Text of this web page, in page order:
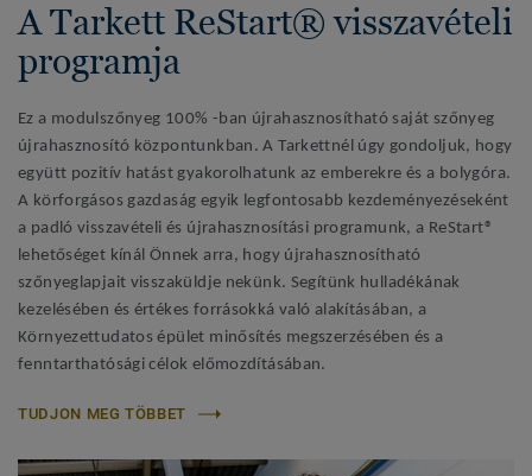
A Tarkett ReStart® visszavételi
programja
Ez a modulszőnyeg 100% -ban újrahasznosítható saját szőnyeg
újrahasznosító központunkban. A Tarkettnél úgy gondoljuk, hogy
együtt pozitív hatást gyakorolhatunk az emberekre és a bolygóra.
A körforgásos gazdaság egyik legfontosabb kezdeményezéseként
a padló visszavételi és újrahasznosítási programunk, a ReStart®
lehetőséget kínál Önnek arra, hogy újrahasznosítható
szőnyeglapjait visszaküldje nekünk. Segítünk hulladékának
kezelésében és értékes forrásokká való alakításában, a
Környezettudatos épület minősítés megszerzésében és a
fenntarthatósági célok előmozdításában.
TUDJON MEG TÖBBET